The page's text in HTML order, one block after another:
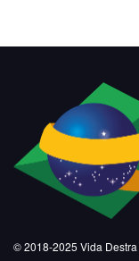
© 2018-2025 Vida Destra